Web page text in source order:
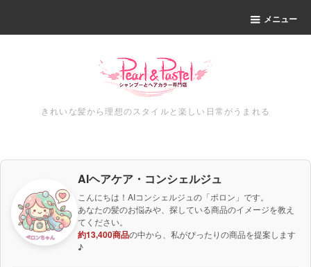
メニュー
きれいな髪から理想のスタイルと楽しい日常がうまれる
AIヘアケア・コンシェルジュ
こんにちは！AIコンシェルジュの「ポロン」です。
あなたの髪のお悩みや、探している商品のイメージを教え
てください。
約13,400商品の中から、私がぴったりの商品を提案します
♪